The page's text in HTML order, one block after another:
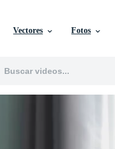
Vectores Fotos